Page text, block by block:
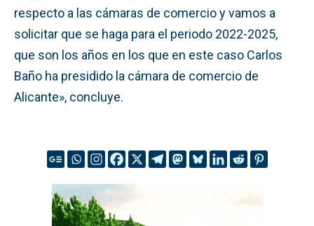
respecto a las cámaras de comercio y vamos a
solicitar que se haga para el periodo 2022-2025,
que son los años en los que en este caso Carlos
Baño ha presidido la cámara de comercio de
Alicante», concluye.